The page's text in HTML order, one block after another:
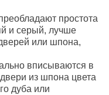
простота
и серый, лучше
или шпона,
вписываются в
из шпона цвета
дуба или